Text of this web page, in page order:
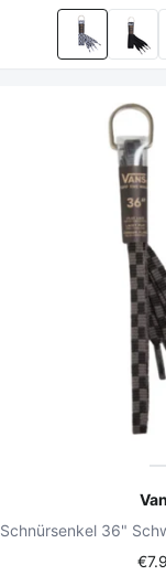
Schnürsenkel 36"